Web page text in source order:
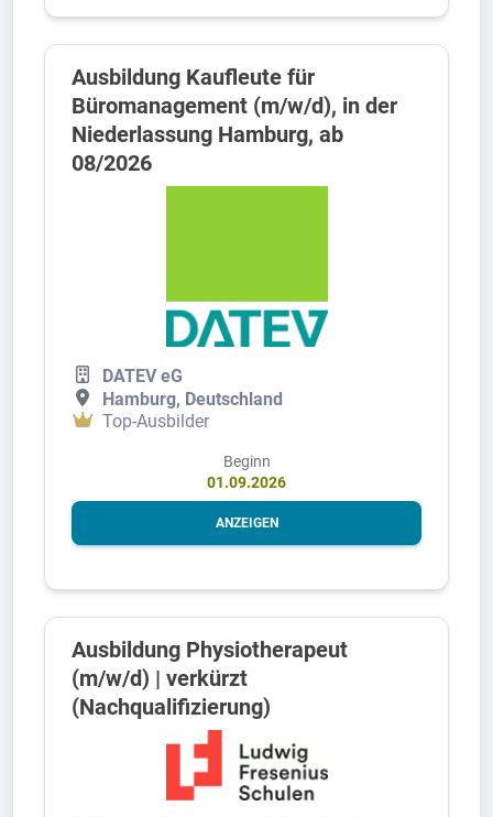
Ausbildung Kaufleute für
Büromanagement (m/w/d), in der
Niederlassung Hamburg, ab
08/2026
DATEV eG
Hamburg, Deutschland
Top-Ausbilder
Beginn
01.09.2026
ANZEIGEN
Ausbildung Physiotherapeut
(m/w/d) | verkürzt
(Nachqualifizierung)